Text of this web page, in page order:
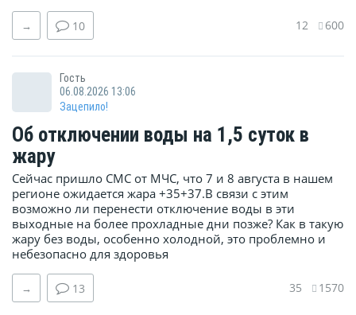
→ 10 12 600
Гость
06.08.2026 13:06
Зацепило!
Об отключении воды на 1,5 суток в
жару
Сейчас пришло СМС от МЧС, что 7 и 8 августа в нашем
регионе ожидается жара +35+37.В связи с этим
возможно ли перенести отключение воды в эти
выходные на более прохладные дни позже? Как в такую
жару без воды, особенно холодной, это проблемно и
небезопасно для здоровья
→ 13 35 1570